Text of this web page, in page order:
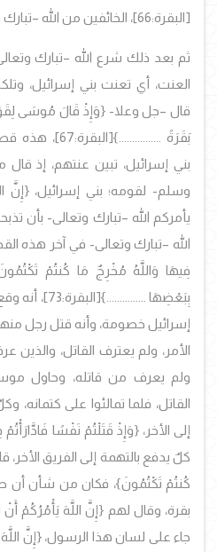
[البقرة:66]، الخائفين من الله –تبارك وتعالى-.
ثم بعد ذلك شرع الله –تبارك
العنت، أي تعنت بني إسرائيل،
قال –جل وعلا- {وَإِذْ قَالَ مُوسَى
بَقَرَةً
بني إسرائيل، تبين عنتهم، إذ
وسلم- لقومه؛ بني إسرائيل، {إِنَّ
يأمركم الله –تبارك وتعالى- بأن
الله –تبارك وتعالى- في آخر هذه
بِبَعْضِهَا
إسرائيل خصومة، وأنه قتل رجل
الأمر، ولم يعترف القاتل، والذين
ولم يعرف من قاتله، وحاول
القاتل، فلما تمالئوا على
إلى الأخر، {وَإِذْ قَتَلْتُمْ نَفْسًا
كلٌ يدفع بالتهمة إلى الفريق
كُنتُمْ تَكْتُمُونَ}، فكان من شأن
بقرة، وقال لهم {إِنَّ اللَّهَ يَأْمُرُكُمْ أَنْ
جاء على لسان هذا الرسول، {إِنَّ اللَّهَ